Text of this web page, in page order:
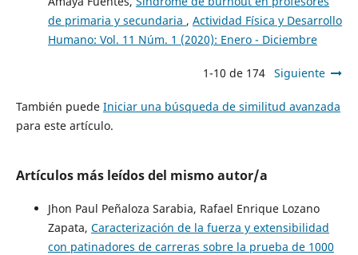
de primaria y secundaria , Actividad Física y Desarrollo
Humano: Vol. 11 Núm. 1 (2020): Enero - Diciembre
1-10 de 174 Siguiente
También puede Iniciar una búsqueda de similitud avanzada
para este artículo.
Artículos más leídos del mismo autor/a
Jhon Paul Peñaloza Sarabia, Rafael Enrique Lozano
Zapata, Caracterización de la fuerza y extensibilidad
con patinadores de carreras sobre la prueba de 1000